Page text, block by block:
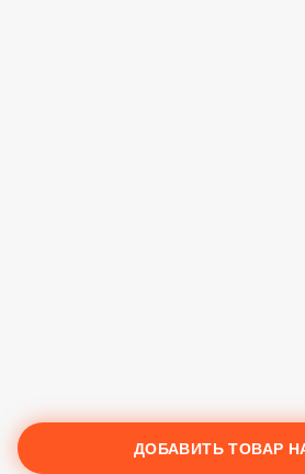
ДОБАВИТЬ ТОВАР